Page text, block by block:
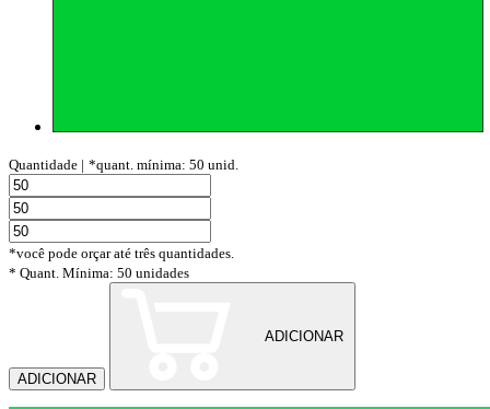
Quantidade | *quant. mínima: 50 unid.
*você pode orçar até três quantidades.
* Quant. Mínima: 50 unidades
ADICIONAR
ADICIONAR